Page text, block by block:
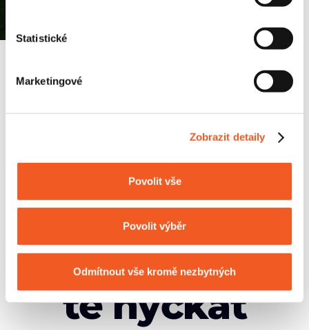
Statistické
Marketingové
Zobrazit detaily
Povolit vše
Povolit výběr
Odmítnout vše kromě nezbytných
Budeme
tě hýčkat